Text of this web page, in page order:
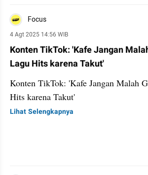
Focus
4 Agt 2025 14:56 WIB
Konten TikTok: 'Kafe Jangan
Lagu Hits karena Takut'
Konten TikTok: 'Kafe Jangan Malah
Hits karena Takut'
Lihat Selengkapnya